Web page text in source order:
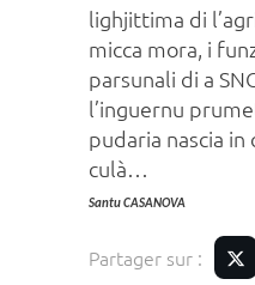
lighjittima di
micca mora, i
parsunali di a
l’inguernu
pudaria nascia
culà…
Santu CASANOVA
Partager sur :